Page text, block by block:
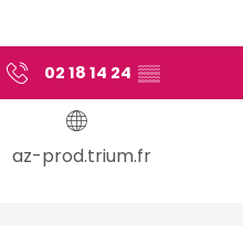
02 18 14 24 ▒▒
az-prod.trium.fr